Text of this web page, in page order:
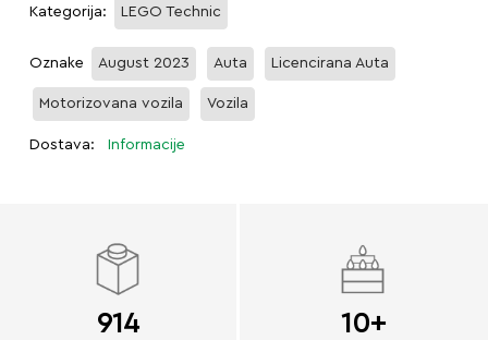
Kategorija: LEGO Technic
Oznake August 2023 Auta Licencirana Auta
Motorizovana vozila Vozila
Dostava: Informacije
914 10+